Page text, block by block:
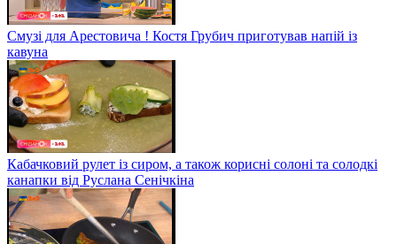
Смузі для Арестовича ! Костя Грубич приготував напій із
кавуна
Кабачковий рулет із сиром, а також корисні солоні та солодкі
канапки від Руслана Сенічкіна